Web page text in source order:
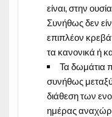
είναι, στην
Συνήθως δεν
επιπλέον
τα κανονικά ή
Τα δωμάτια
συνήθως
διάθεση των
ημέρας